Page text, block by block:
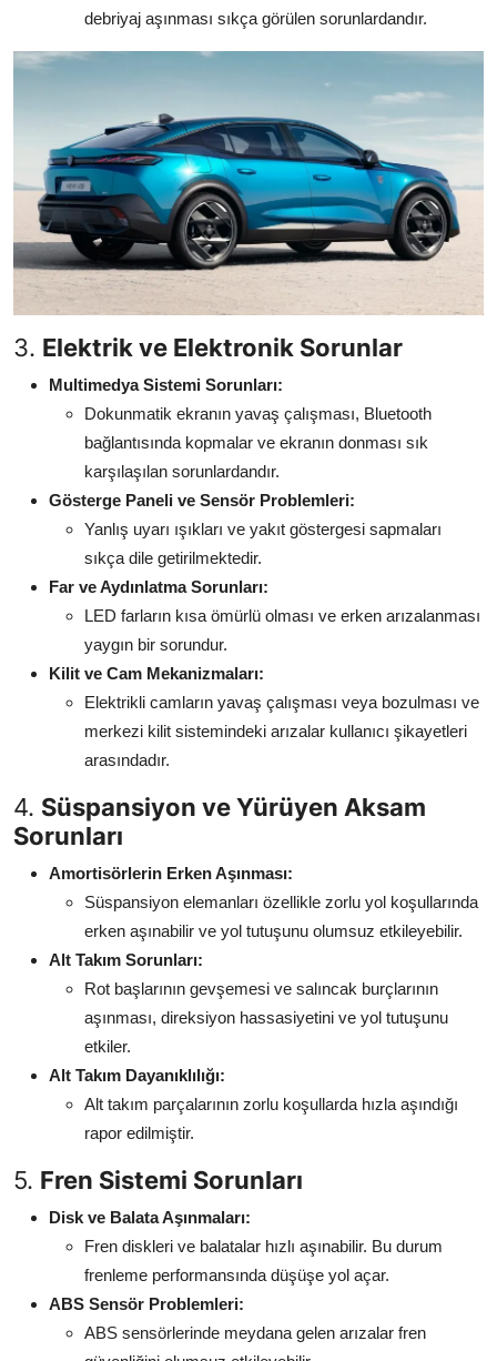
debriyaj aşınması sıkça görülen sorunlardandır.
3. Elektrik ve Elektronik Sorunlar
Multimedya Sistemi Sorunları:
Dokunmatik ekranın yavaş çalışması, Bluetooth
bağlantısında kopmalar ve ekranın donması sık
karşılaşılan sorunlardandır.
Gösterge Paneli ve Sensör Problemleri:
Yanlış uyarı ışıkları ve yakıt göstergesi sapmaları
sıkça dile getirilmektedir.
Far ve Aydınlatma Sorunları:
LED farların kısa ömürlü olması ve erken arızalanması
yaygın bir sorundur.
Kilit ve Cam Mekanizmaları:
Elektrikli camların yavaş çalışması veya bozulması ve
merkezi kilit sistemindeki arızalar kullanıcı şikayetleri
arasındadır.
4. Süspansiyon ve Yürüyen Aksam
Sorunları
Amortisörlerin Erken Aşınması:
Süspansiyon elemanları özellikle zorlu yol koşullarında
erken aşınabilir ve yol tutuşunu olumsuz etkileyebilir.
Alt Takım Sorunları:
Rot başlarının gevşemesi ve salıncak burçlarının
aşınması, direksiyon hassasiyetini ve yol tutuşunu
etkiler.
Alt Takım Dayanıklılığı:
Alt takım parçalarının zorlu koşullarda hızla aşındığı
rapor edilmiştir.
5. Fren Sistemi Sorunları
Disk ve Balata Aşınmaları:
Fren diskleri ve balatalar hızlı aşınabilir. Bu durum
frenleme performansında düşüşe yol açar.
ABS Sensör Problemleri:
ABS sensörlerinde meydana gelen arızalar fren